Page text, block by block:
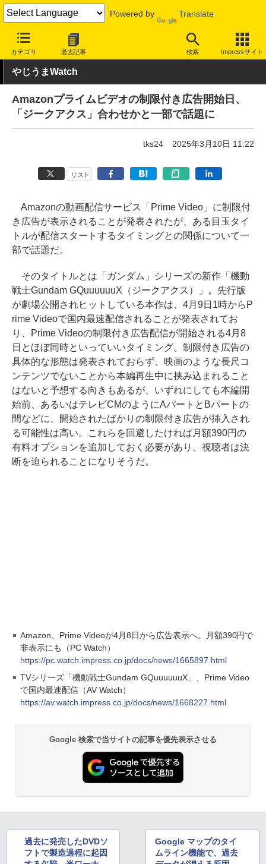
Powered by Translate
カテゴリ 過去記事 検索 Impressサイト
INTERNET Watch トピック
やじうまWatch
Amazonプライムビデオの制限付き広告開始日、
「ジークアクス」合わせかと一部で話題に
tks24 2025年3月10日 11:22
リスト
Amazonの動画配信サービス「Prime Video」に制限付
き広告が表示されることが発表されたが、ある目玉タイ
トルが配信スタートするタイミングとの関係について一
部で話題だ。
そのタイトルとは「ガンダム」シリーズの新作「機動
戦士Gundam GQuuuuuuX（ジークアクス）」。先行版
が劇場公開されヒットしている本作は、4月9日1時からP
rime Videoで国内最速配信されることが発表されてお
り、Prime Videoの制限付き広告配信が開始される4月8
日とほぼ同時といっていいタイミング。制限付き広告の
具体的な形態は発表されておらず、映画のような長尺コ
ンテンツでないことから本編再生中に挟み込まれること
はないと予想する向きもあるが、いずれにしても本編開
始前、あるいはテレビCMのようにAパートとBパートの
間などに、開始されたばかりの制限付き広告が挿入され
る可能性は高い。これらを回避したければ月額390円の
有料オプションを追加しておく必要があり、視聴者は決
断を迫られることになりそうだ。
Amazon、Prime Videoが4月8日から広告表示へ。月額390円で
非表示にも（PC Watch）
https://pc.watch.impress.co.jp/docs/news/1665897.html
TVシリーズ「機動戦士Gundam GQuuuuuuX」、Prime Video
で国内最速配信（AV Watch）
https://av.watch.impress.co.jp/docs/news/1668227.html
Google 検索で当サイトの記事を優先表示させる
過去に発売したDVDソ
フトで製造過程に起因
Google マップのタイ
ムライン機能で、過去